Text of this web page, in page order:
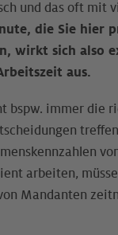
und das oft mit
die Sie hier
wirkt sich also
aus.
bspw. immer die
arbeiten,
Mandanten